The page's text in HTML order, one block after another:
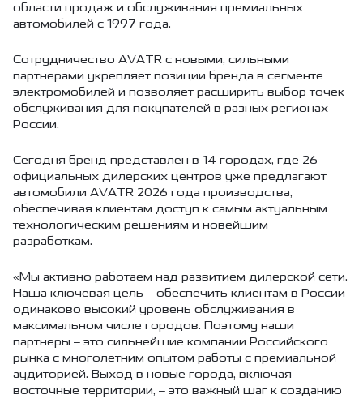
области продаж и обслуживания премиальных
автомобилей с 1997 года.
Сотрудничество AVATR с новыми, сильными
партнерами укрепляет позиции бренда в сегменте
электромобилей и позволяет расширить выбор точек
обслуживания для покупателей в разных регионах
России.
Сегодня бренд представлен в 14 городах, где 26
официальных дилерских центров уже предлагают
автомобили AVATR 2026 года производства,
обеспечивая клиентам доступ к самым актуальным
технологическим решениям и новейшим
разработкам.
«Мы активно работаем над развитием дилерской сети.
Наша ключевая цель – обеспечить клиентам в России
одинаково высокий уровень обслуживания в
максимальном числе городов. Поэтому наши
партнеры – это сильнейшие компании Российского
рынка с многолетним опытом работы с премиальной
аудиторией. Выход в новые города, включая
восточные территории, – это важный шаг к созданию